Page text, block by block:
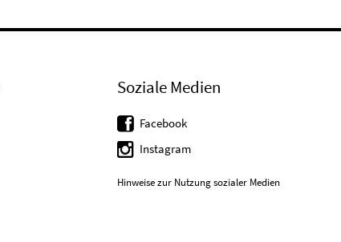
Soziale Medien
Facebook
Instagram
Hinweise zur Nutzung sozialer Medien